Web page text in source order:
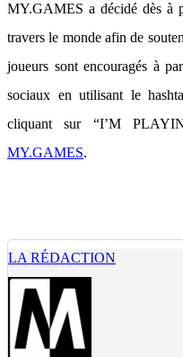
MY.GAMES a décidé dès à
travers le monde afin de
joueurs sont encouragés à
sociaux en utilisant le
cliquant sur “I’M
MY.GAMES.
LA RÉDACTION